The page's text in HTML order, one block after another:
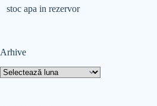
stoc apa in rezervor
Arhive